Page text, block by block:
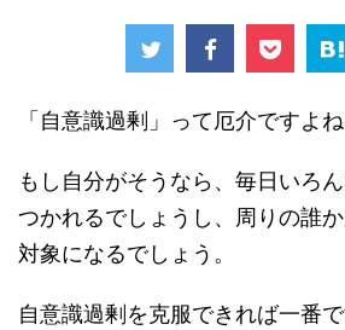
「自意識過剰」って厄介ですよね
もし自分がそうなら、毎日いろ
つかれるでしょうし、周りの誰
対象になるでしょう。
自意識過剰を克服できれば一番